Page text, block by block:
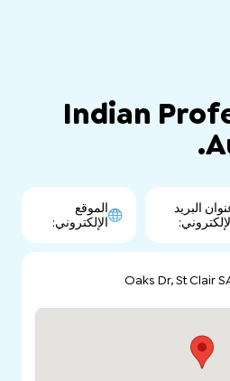
Indian
البريد
الموقع
الإلكتروني: